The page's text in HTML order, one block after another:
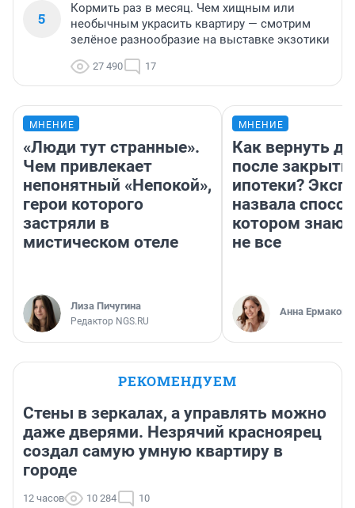
5
Кормить раз в месяц. Чем хищным или
необычным украсить квартиру — смотрим
зелёное разнообразие на выставке экзотики
27 490 17
МНЕНИЕ
«Люди тут странные».
Чем привлекает
непонятный «Непокой»,
герои которого
застряли в
мистическом отеле
Лиза Пичугина
Редактор NGS.RU
МНЕНИЕ
Как вернуть
после
ипотеки?
назвала
котором
не все
Анна Ермакова
РЕКОМЕНДУЕМ
Стены в зеркалах, а управлять можно
даже дверями. Незрячий красноярец
создал самую умную квартиру в
городе
12 часов 10 284 10